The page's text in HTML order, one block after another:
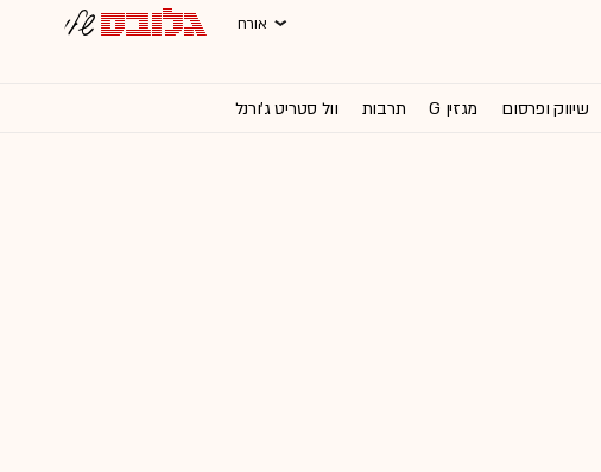
אורח
שיווק ופרסום מגזין G תרבות וול סטריט ג'ורנל